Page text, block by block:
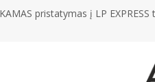
pristatymas į LP EXPRESS